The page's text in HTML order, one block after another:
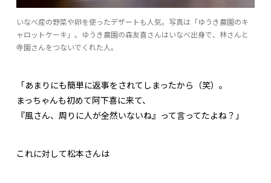
いなべ産の野菜や卵を使ったデザートも人気。写真は「ゆうき農園のキ
ャロットケーキ」。ゆうき農園の森友喜さんはいなべ出身で、林さんと
寺園さんをつないでくれた人。
「あまりにも簡単に返事をされてしまったから（笑）。
まっちゃんも初めて阿下喜に来て、
『風さん、周りに人が全然いないね』って言ってたよね？」
これに対して松本さんは